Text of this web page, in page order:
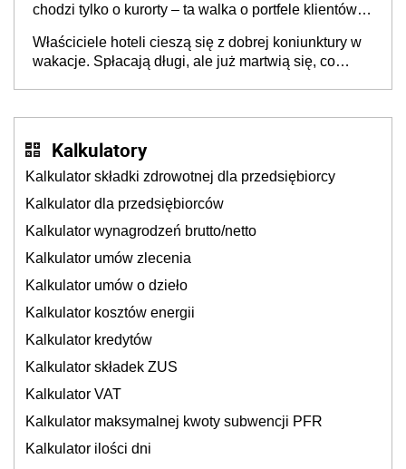
chodzi tylko o kurorty – ta walka o portfele klientów
cichu
Właściciele hoteli cieszą się z dobrej koniunktury w
wakacje. Spłacają długi, ale już martwią się, co
Kalkulatory
Kalkulator składki zdrowotnej dla przedsiębiorcy
Kalkulator dla przedsiębiorców
Kalkulator wynagrodzeń brutto/netto
Kalkulator umów zlecenia
Kalkulator umów o dzieło
Kalkulator kosztów energii
Kalkulator kredytów
Kalkulator składek ZUS
Kalkulator VAT
Kalkulator maksymalnej kwoty subwencji PFR
Kalkulator ilości dni